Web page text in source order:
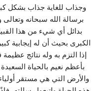
وجذاب للغاية جذاب بشكل
برسالة الله سبحانه
بدائل أي شيء من هذا
الكبرى بحيث أن له إيجابية
إذا التزم به وله نتائج
بأعظم نعيم بالحياة
والأرض التي هي مستقر أولياء